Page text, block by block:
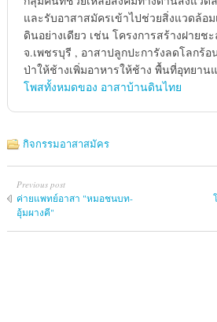
และรับอาสาสมัครเข้าไปช่วยสิ่งแวดล้อ
ดินอย่างเดียว เช่น โครงการสร้างฝาย
จ.เพชรบุรี , อาสาปลูกปะการังลดโลกร้
ป่าให้ช้างเพิ่มอาหารให้ช้าง พื้นที่อุทยาน
โพสทั้งหมดของ อาสาบ้านดินไทย
กิจกรรมอาสาสมัคร
Previous post
ค่ายแพทย์อาสา "หมอชนบท-
อุ้มผางคี"